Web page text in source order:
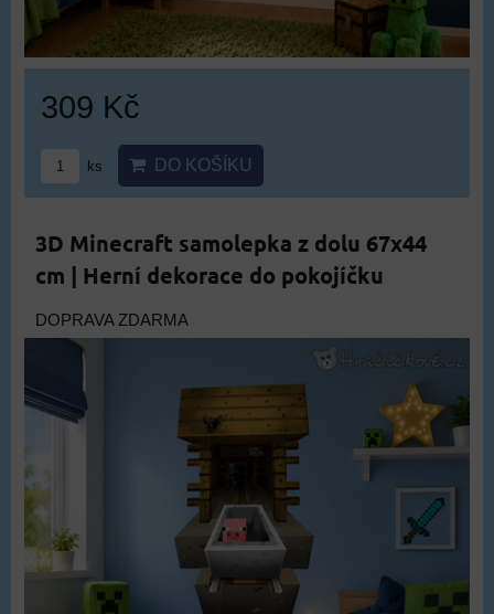
309 Kč
ks DO KOŠÍKU
3D Minecraft samolepka z dolu 67x44
cm | Herní dekorace do pokojíčku
DOPRAVA ZDARMA